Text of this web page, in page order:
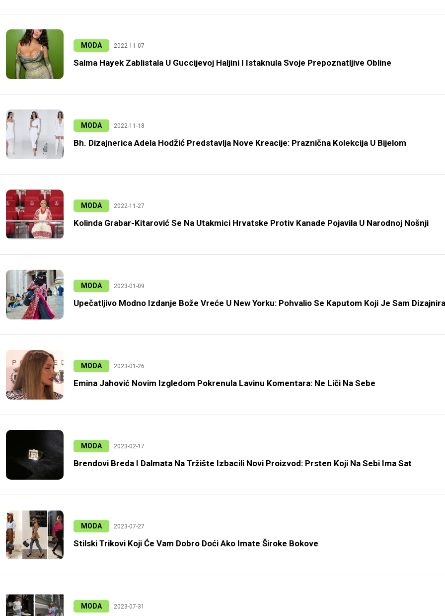
MODA 2022-11-07
Salma Hayek Zablistala U Guccijevoj Haljini I Istaknula Svoje Prepoznatljive Obline
MODA 2022-11-18
Bh. Dizajnerica Adela Hodžić Predstavlja Nove Kreacije: Praznična Kolekcija U Bijelom
MODA 2022-11-27
Kolinda Grabar-Kitarović Se Na Utakmici Hrvatske Protiv Kanade Pojavila U Narodnoj Nošnji
MODA 2023-01-09
Upečatljivo Modno Izdanje Bože Vreće U New Yorku: Pohvalio Se Kaputom Koji Je Sam
MODA 2023-01-26
Emina Jahović Novim Izgledom Pokrenula Lavinu Komentara: Ne Liči Na Sebe
MODA 2023-02-17
Brendovi Breda I Dalmata Na Tržište Izbacili Novi Proizvod: Prsten Koji Na Sebi Ima Sat
MODA 2023-07-27
Stilski Trikovi Koji Će Vam Dobro Doći Ako Imate Široke Bokove
MODA 2023-07-31